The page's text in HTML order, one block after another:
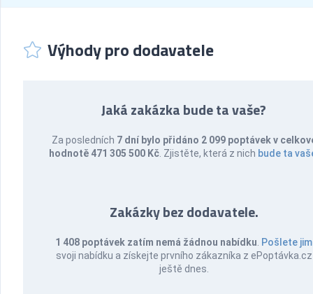
Výhody pro dodavatele
Jaká zakázka bude ta vaše?
Za posledních 7 dní bylo přidáno 2 099 poptávek v
hodnotě 471 305 500 Kč . Zjistěte, která z nich bude ta
Zakázky bez dodavatele.
1 408 poptávek zatím nemá žádnou nabídku Pošlete jim
svoji nabídku a získejte prvního zákazníka z ePoptávka.cz
ještě dnes.